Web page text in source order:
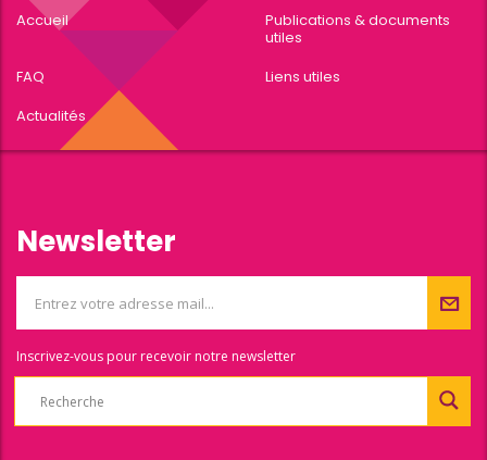
Accueil
Publications & documents
utiles
FAQ
Liens utiles
Actualités
Newsletter
Inscrivez-vous pour recevoir notre newsletter